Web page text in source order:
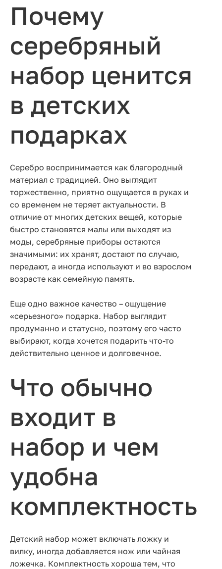
Почему
серебряный
набор ценится
в детских
подарках
Серебро воспринимается как благородный
материал с традицией. Оно выглядит
торжественно, приятно ощущается в руках и
со временем не теряет актуальности. В
отличие от многих детских вещей, которые
быстро становятся малы или выходят из
моды, серебряные приборы остаются
значимыми: их хранят, достают по случаю,
передают, а иногда используют и во взрослом
возрасте как семейную память.
Еще одно важное качество – ощущение
«серьезного» подарка. Набор выглядит
продуманно и статусно, поэтому его часто
выбирают, когда хочется подарить что-то
действительно ценное и долговечное.
Что обычно
входит в
набор и чем
удобна
комплектность
Детский набор может включать ложку и
вилку, иногда добавляется нож или чайная
ложечка. Комплектность хороша тем, что